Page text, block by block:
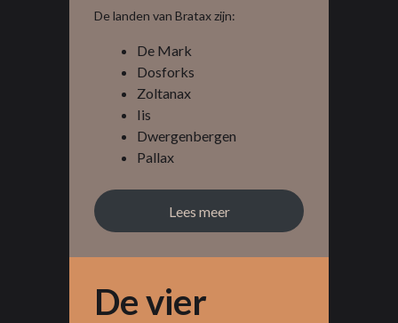
De landen van Bratax zijn:
De Mark
Dosforks
Zoltanax
Iis
Dwergenbergen
Pallax
Lees meer
De vier